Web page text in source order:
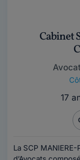
Cabinet
17
La SCP